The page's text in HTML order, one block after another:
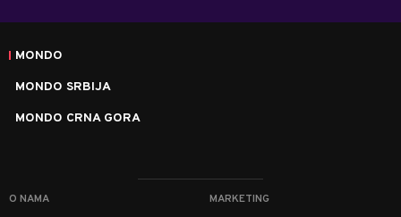
MONDO
MONDO SRBIJA
MONDO CRNA GORA
O NAMA MARKETING